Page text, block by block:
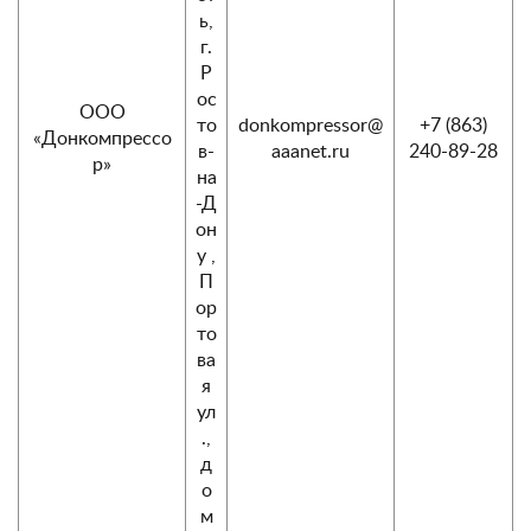
ООО
«Донкомпрессо
р»
ь,
г.
Р
ос
то
в-
на
-Д
он
у ,
ор
то
ва
я
ул
.,
д
о
м
donkompressor@
aaanet.ru
+7 (863)
240-89-28